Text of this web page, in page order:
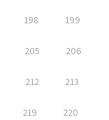
198 199
205 206
212 213
219 220